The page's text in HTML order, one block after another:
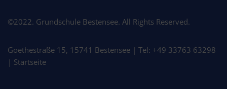
©2022. Grundschule Bestensee. All Rights Reserved.
Goethestraße 15, 15741 Bestensee | Tel: +49 33763 63298
| Startseite